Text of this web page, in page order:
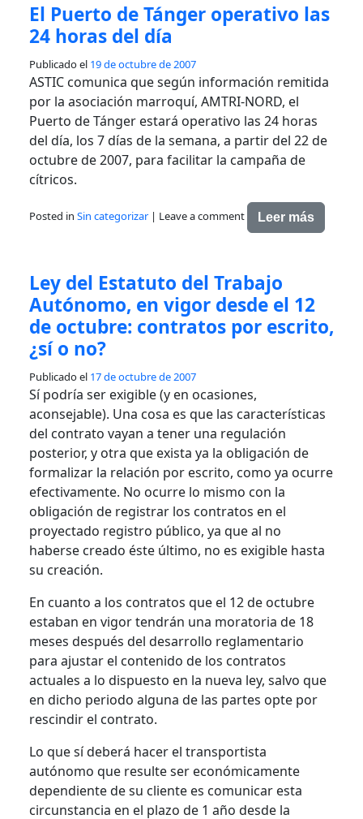
El Puerto de Tánger operativo las
24 horas del día
Publicado el 19 de octubre de 2007
ASTIC comunica que según información remitida
por la asociación marroquí, AMTRI-NORD, el
Puerto de Tánger estará operativo las 24 horas
del día, los 7 días de la semana, a partir del 22 de
octubre de 2007, para facilitar la campaña de
cítricos.
Posted in Sin categorizar | Leave a comment Leer más
Ley del Estatuto del Trabajo
Autónomo, en vigor desde el 12
de octubre: contratos por escrito,
¿sí o no?
Publicado el 17 de octubre de 2007
Sí podría ser exigible (y en ocasiones,
aconsejable). Una cosa es que las características
del contrato vayan a tener una regulación
posterior, y otra que exista ya la obligación de
formalizar la relación por escrito, como ya ocurre
efectivamente. No ocurre lo mismo con la
obligación de registrar los contratos en el
proyectado registro público, ya que al no
haberse creado éste último, no es exigible hasta
su creación.
En cuanto a los contratos que el 12 de octubre
estaban en vigor tendrán una moratoria de 18
meses después del desarrollo reglamentario
para ajustar el contenido de los contratos
actuales a lo dispuesto en la nueva ley, salvo que
en dicho periodo alguna de las partes opte por
rescindir el contrato.
Lo que sí deberá hacer el transportista
autónomo que resulte ser económicamente
dependiente de su cliente es comunicar esta
circunstancia en el plazo de 1 año desde la